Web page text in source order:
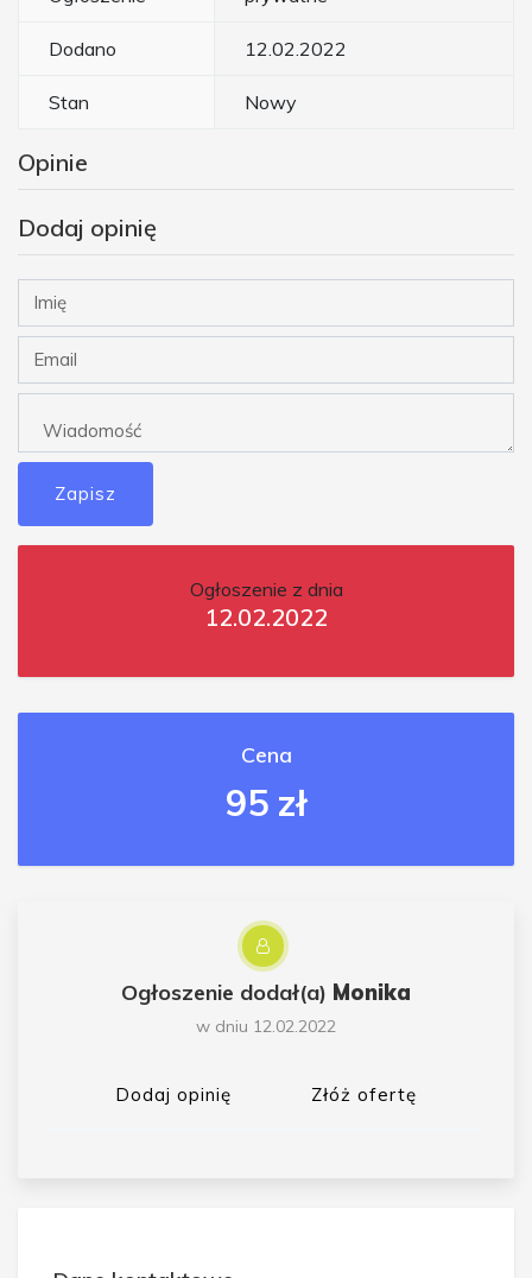
Dodano 12.02.2022
Stan Nowy
Opinie
Dodaj opinię
Zapisz
Ogłoszenie z dnia
12.02.2022
Cena
95 zł
Ogłoszenie dodał(a) Monika
w dniu 12.02.2022
Dodaj opinię Złóż ofertę